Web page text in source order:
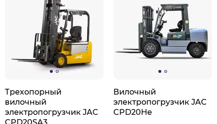
Трехопорный
вилочный
электропогрузчик JAC
Вилочный
электропогрузчик JAC
CPD20He